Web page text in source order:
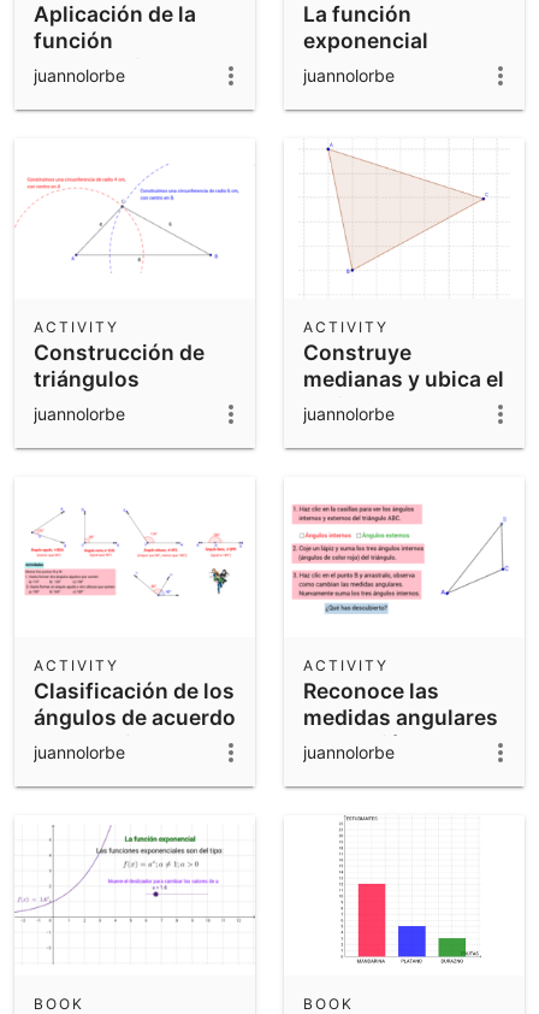
Aplicación de la
función
exponencial
juannolorbe
La función
exponencial
juannolorbe
Construcción de
triángulos
ACTIVITY
juannolorbe
Construye
medianas y ubica el
baricentro de un
triángulo
ACTIVITY
juannolorbe
Clasificación de los
ángulos de acuerdo
a su medida
ACTIVITY
juannolorbe
Reconoce las
medidas angulares
de un triángulo
ACTIVITY
juannolorbe
BOOK BOOK